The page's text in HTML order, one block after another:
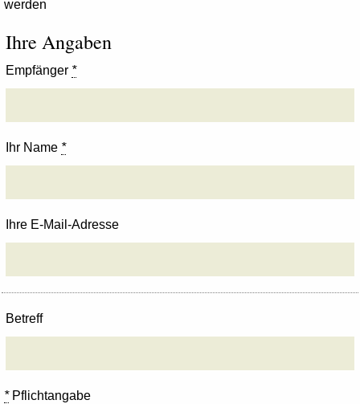
werden
Ihre Angaben
Empfänger *
Ihr Name *
Ihre E-Mail-Adresse
Betreff
*Pflichtangabe